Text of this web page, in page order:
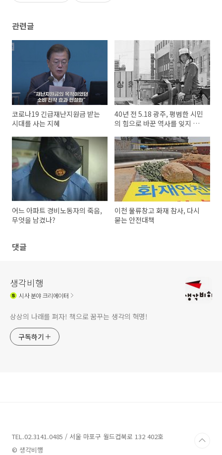
관련글
코로나19 긴급재난지원금 받는
시대를 사는 지혜
40년 전 5.18 광주, 평범한 시민
의 힘으로 바꾼 역사를 잊지 않
어느 아파트 경비노동자의 죽음,
무엇을 남겼나?
이천 물류창고 화재 참사, 다시
묻는 안전대책
댓글
생각비행
시사분야 크리에이터
상상의 나래를 펴자! 책으로 꿈꾸는 생각의 혁명!
구독하기
TEL.02.3141.0485 / 서울 마포구 월드컵북로 132 402호
© 생각비행